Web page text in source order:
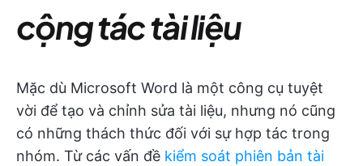
cộng tác tài liệu
Mặc dù Microsoft Word là một công cụ tuyệt
vời để tạo và chỉnh sửa tài liệu, nhưng nó cũng
có những thách thức đối với sự hợp tác trong
nhóm. Từ các vấn đề kiểm soát phiên bản tài